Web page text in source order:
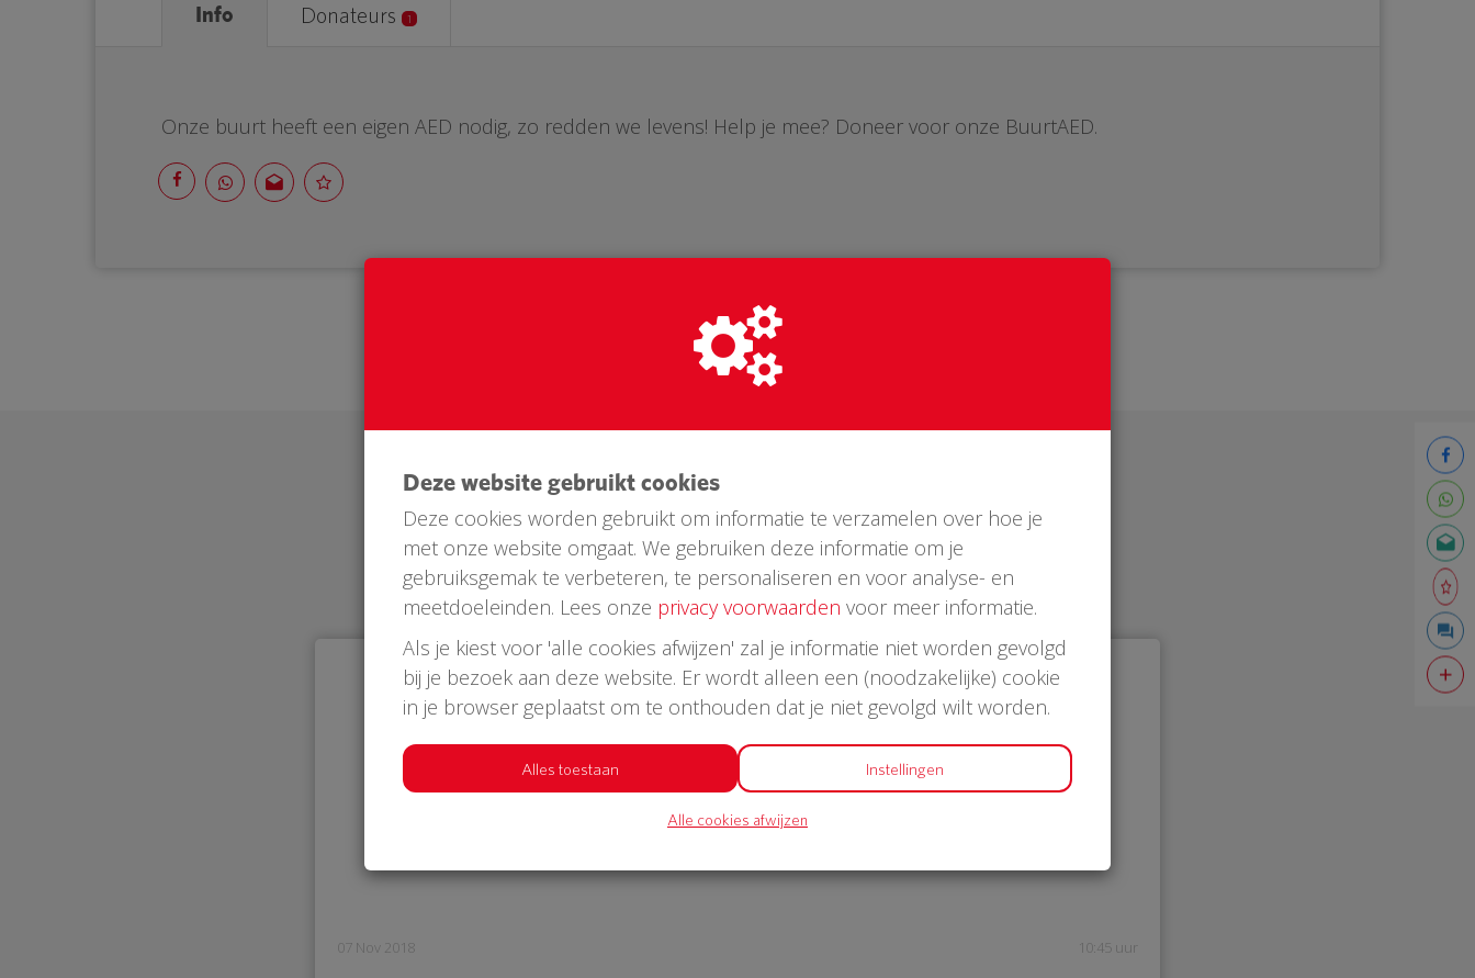
Info Donateurs 1
Onze buurt heeft een eigen AED nodig, zo redden we levens! Help je mee? Doneer voor onze BuurtAED.
Laatste donaties
€ 976
Philips
07 Nov 2018 10:45 uur
Deze website gebruikt cookies
Deze cookies worden gebruikt om informatie te verzamelen over hoe je
met onze website omgaat. We gebruiken deze informatie om je
gebruiksgemak te verbeteren, te personaliseren en voor analyse- en
meetdoeleinden. Lees onze privacy voorwaarden voor meer informatie.
Als je kiest voor 'alle cookies afwijzen' zal je informatie niet worden gevolgd
bij je bezoek aan deze website. Er wordt alleen een (noodzakelijke) cookie
in je browser geplaatst om te onthouden dat je niet gevolgd wilt worden.
Alles toestaan Instellingen
Alle cookies afwijzen